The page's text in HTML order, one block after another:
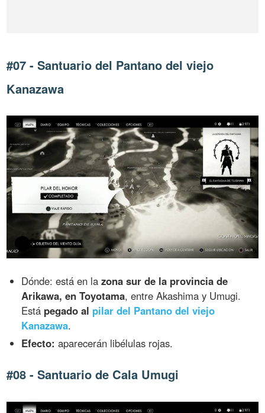
#07 - Santuario del Pantano del viejo
Kanazawa
Dónde: está en lazona sur de la provincia de
Arikawa, en Toyotama, entre Akashima y Umugi.
Está pegado al pilar del Pantano del viejo
Kanazawa.
Efecto: aparecerán libélulas rojas.
#08 - Santuario de Cala Umugi